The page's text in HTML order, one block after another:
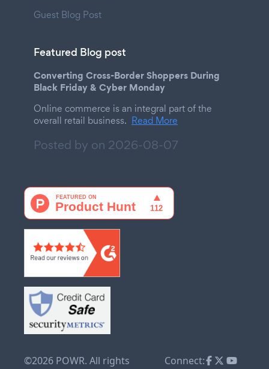
Guest Blog Post
Featured Blog post
Converting Cross-Border Shoppers During
Black Friday & Cyber Monday
Online commerce is an integral part of the
overall retail business. Read More
Posted by on 2026-08-07
©2026 POWR. All rights
Connect: